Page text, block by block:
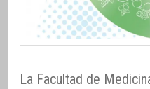
La Facultad de